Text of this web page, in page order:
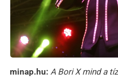
minap.hu: A Bori X mind a